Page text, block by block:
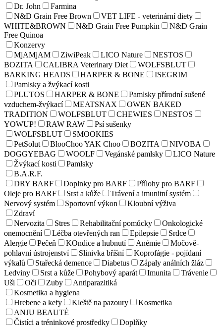
Dr. John
Farmina
N&D Grain Free Brown
VET LIFE - veterinární diety
WHITE&BROWN
N&D Grain Free Pumpkin
N&D Grain
Free Quinoa
Konzervy
MjAMjAM
ZiwiPeak LICO Nature
NESTOS
BOZITA
CALIBRA Veterinary Diet
WOLFSBLUT
BARKING HEADS
HARPER & BONE
ISEGRIM
Pamlsky a žvýkací kosti
PLUTOS
HARPER & BONE
Pamlsky přírodní sušené
vzduchem-žvýkací
MEATSNAX
OWEN BAKED
TRADITION
WOLFSBLUT CHEWIES
NESTOS
YOWUP!
RAW RAW
Psí sušenky
WOLFSBLUT
SMOOKIES
PetSolut
BlooChoo YAK Choo BOZITA
NIVOBA
DOGGYEBAG
WOOLF Vegánské pamlsky
LICO Nature
Žvýkací kosti
Pamlsky
B.A.R.F.
DRY BARF
Doplnky pro BARF
Přílohy pro BARF
Oleje pro BARF
Srst a kůže
Trávení a imunitní systém
Nervový systém
Sportovní výkon
Kloubní výživa
Zdraví
Nervozita
Stres Rehabilitační pomůcky
Onkologické
onemocnění
Léčba otevřených ran Epilepsie
Srdce
Alergie
Pečeň KOndice a hubnutí Anémie
Močově-
pohlavní ústrojenství
Slinivka bříšní
Koprofágie - pojídaní
výkalů
Stařecká demence Diabetus
Zápaly análních žláz
Ledviny
Srst a kůže Pohybový aparát Imunita
Trávenie
Uši
Oči Zuby
Antiparazitiká
Kosmetika a hygiena
Hrebene a kefy
Kleště na pazoury
Kosmetika
ANJU BEAUTÉ
Čistíci a tréninkové prostředky
Doplňky